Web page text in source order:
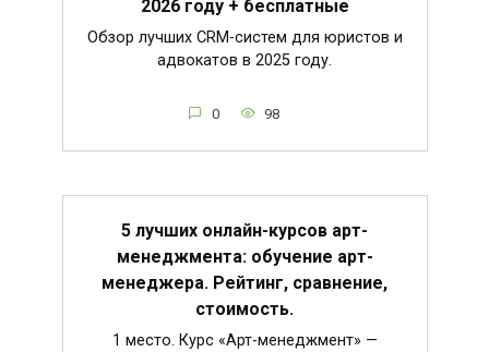
2026 году + бесплатные
Обзор лучших CRM-систем для юристов и
адвокатов в 2025 году.
0 98
5 лучших онлайн-курсов арт-
менеджмента: обучение арт-
менеджера. Рейтинг, сравнение,
стоимость.
1 место. Курс «Арт-менеджмент» —